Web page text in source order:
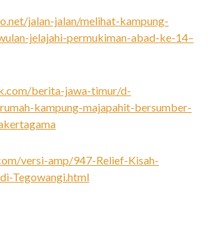
jalan-jalan/melihat-kampung-
jelajahi-permukiman-abad-ke-14–
berita-jawa-timur/d-
kampung-majapahit-bersumber-
versi-amp/947-Relief-Kisah-
Tegowangi.html